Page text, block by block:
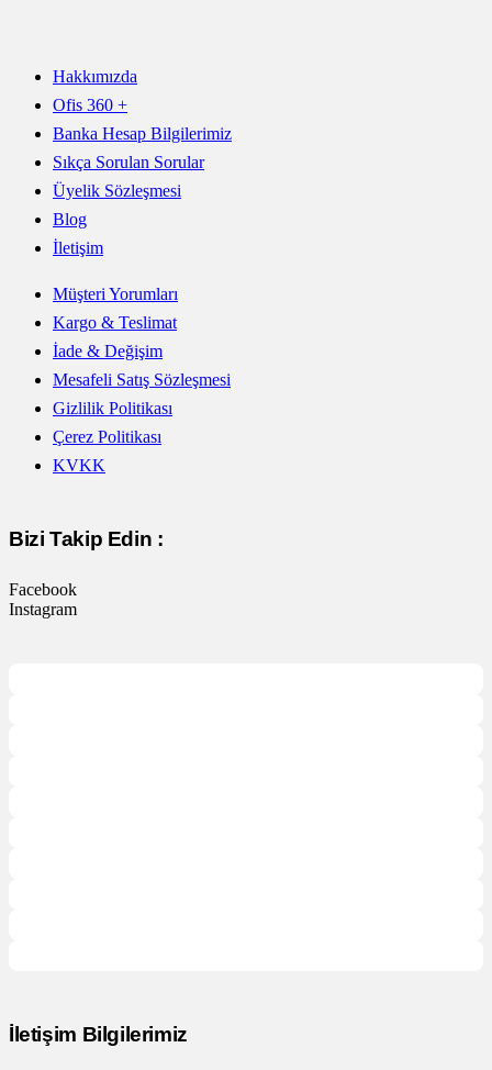
Hakkımızda
Ofis 360 +
Banka Hesap Bilgilerimiz
Sıkça Sorulan Sorular
Üyelik Sözleşmesi
Blog
İletişim
Müşteri Yorumları
Kargo & Teslimat
İade & Değişim
Mesafeli Satış Sözleşmesi
Gizlilik Politikası
Çerez Politikası
KVKK
Bizi Takip Edin :
Facebook
Instagram
İletişim Bilgilerimiz